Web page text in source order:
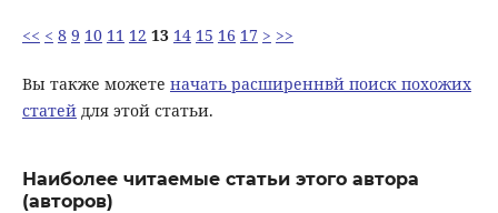
<< < 8 9 10 11 12 13 14 15 16 17 > >>
Вы также можете начать расширеннвй поиск похожих
статейдля этой статьи.
Наиболее читаемые статьи этого автора
(авторов)